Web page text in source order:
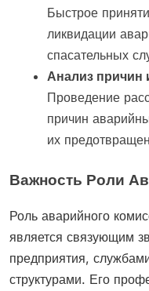
Быстрое
ликвидации
спасательных
Анализ причин
Проведение
причин
их
Важность Роли
Роль аварийного
является связующим
предприятия,
структурами. Его